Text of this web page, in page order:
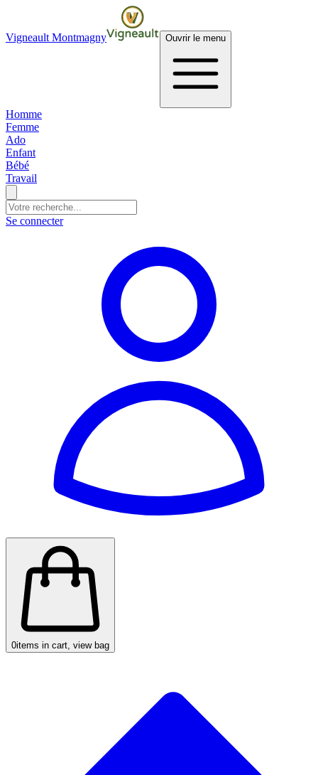
Vigneault Montmagny Ouvrir le menu
Homme
Femme
Ado
Enfant
Bébé
Travail
Se connecter
0items in cart, view bag